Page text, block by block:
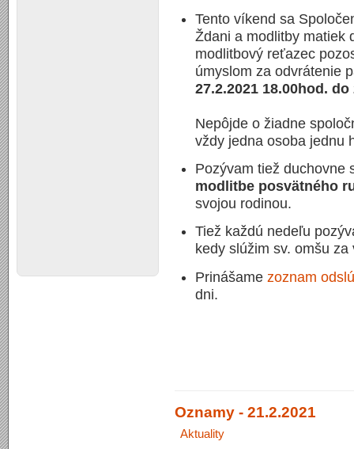
Tento víkend sa
Ždani a modlitby matiek
modlitbový reťazec
úmyslom za odvrátenie
27.2.2021 18.00hod.
Nepôjde o žiadne
vždy jedna osoba jednu
Pozývam tiež duchovne
modlitbe posvätného
svojou rodinou.
Tiež každú nedeľu
kedy slúžim sv. omšu
Prinášamezoznam
dni.
Oznamy - 21.2.2021
Aktuality